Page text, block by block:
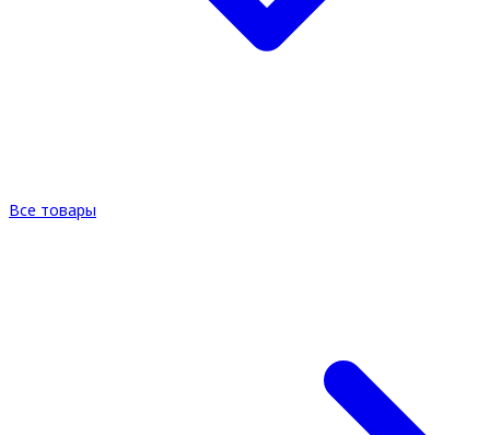
Все товары